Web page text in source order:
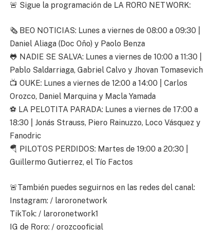
🚨 Sigue la programación de LA RORO NETWORK:
🗞️ BEO NOTICIAS: Lunes a viernes de 08:00 a 09:30 |
Daniel Aliaga (Doc Oño) y Paolo Benza
🐸 NADIE SE SALVA: Lunes a viernes de 10:00 a 11:30 |
Pablo Saldarriaga, Gabriel Calvo y Jhovan Tomasevich
📺 OUKE: Lunes a viernes de 12:00 a 14:00 | Carlos
Orozco, Daniel Marquina y Macla Yamada
⚽ LA PELOTITA PARADA: Lunes a viernes de 17:00 a
18:30 | Jonás Strauss, Piero Rainuzzo, Loco Vásquez y
Fanodric
🪂 PILOTOS PERDIDOS: Martes de 19:00 a 20:30 |
Guillermo Gutierrez, el Tío Factos
🚨También puedes seguirnos en las redes del canal:
Instagram: / laroronetwork
TikTok: / laroronetwork1
IG de Roro: / orozcooficial